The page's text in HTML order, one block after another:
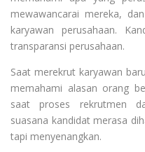
mewawancarai mereka,
karyawan perusahaan.
transparansi perusahaan.
Saat merekrut karyawan
memahami alasan orang
saat proses rekrutmen
suasana kandidat merasa
tapi menyenangkan.